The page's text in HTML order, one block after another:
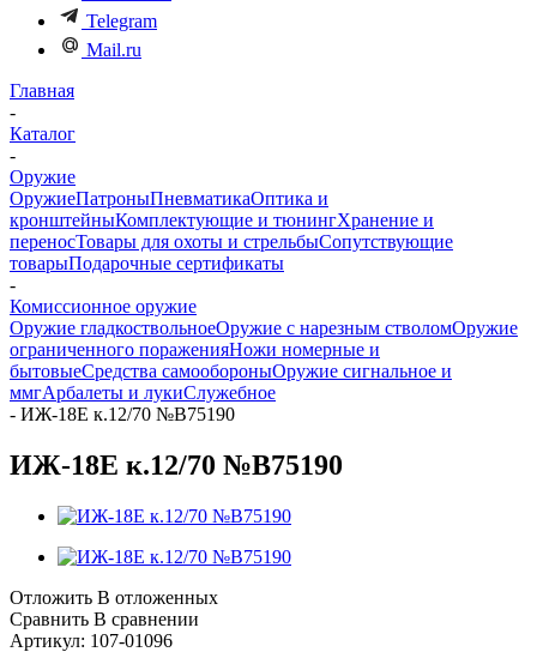
Telegram
Mail.ru
Главная
-
Каталог
-
Оружие
ОружиеПатроныПневматикаОптика и
кронштейныКомплектующие и тюнингХранение и
переносТовары для охоты и стрельбыСопутствующие
товарыПодарочные сертификаты
-
Комиссионное оружие
Оружие гладкоствольноеОружие с нарезным стволомОружие
ограниченного пораженияНожи номерные и
бытовыеСредства самообороныОружие сигнальное и
ммгАрбалеты и лукиСлужебное
- ИЖ-18Е к.12/70 №В75190
ИЖ-18Е к.12/70 №В75190
Отложить В отложенных
Сравнить В сравнении
Артикул: 107-01096